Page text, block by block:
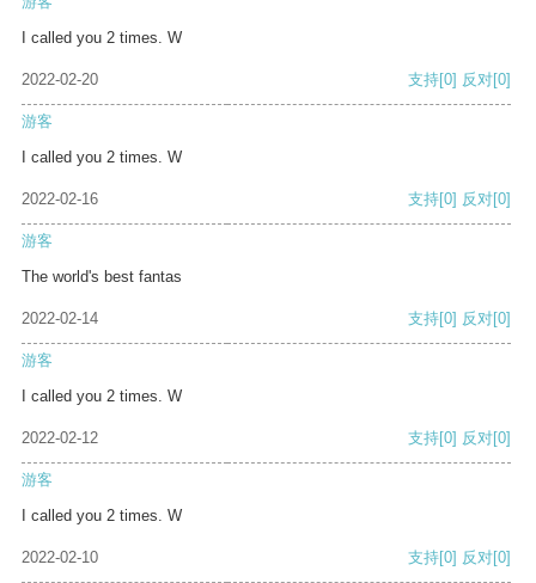
I called you 2 times. W
2022-02-20 支持[0] 反对[0]
游客
I called you 2 times. W
2022-02-16 支持[0] 反对[0]
游客
The world's best fantas
2022-02-14 支持[0] 反对[0]
游客
I called you 2 times. W
2022-02-12 支持[0] 反对[0]
游客
I called you 2 times. W
2022-02-10 支持[0] 反对[0]